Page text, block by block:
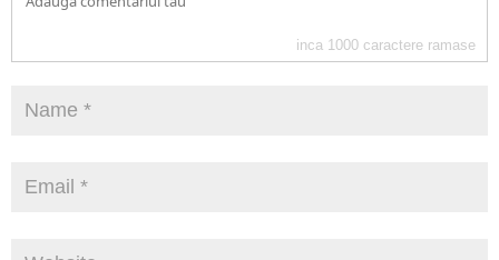
inca 1000 caractere ramase